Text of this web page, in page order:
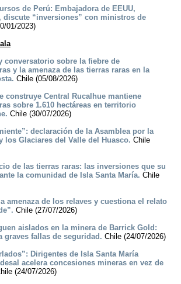
de Perú: Embajadora de EEUU,
discute “inversiones” con ministros de
01/2023)
conversatorio sobre la fiebre de
y la amenaza de las tierras raras en la
Chile (05/08/2026)
construye Central Rucalhue mantiene
sobre 1.610 hectáreas en territorio
Chile (30/07/2026)
declaración de la Asamblea por la
los Glaciares del Valle del Huasco. Chile
de las tierras raras: las inversiones que su
la comunidad de Isla Santa María. Chile
amenaza de los relaves y cuestiona el relato
Chile (27/07/2026)
aislados en la minera de Barrick Gold:
graves fallas de seguridad. Chile (24/07/2026)
Dirigentes de Isla Santa María
acelera concesiones mineras en vez de
(24/07/2026)